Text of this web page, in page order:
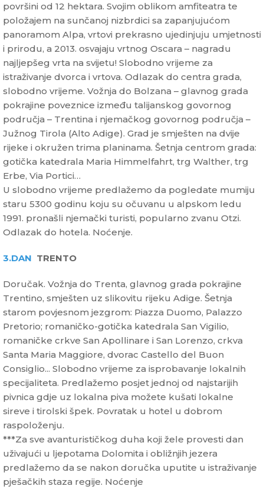
površini od 12 hektara. Svojim oblikom amfiteatra te
položajem na sunčanoj nizbrdici sa zapanjujućom
panoramom Alpa, vrtovi prekrasno ujedinjuju umjetnosti
i prirodu, a 2013. osvajaju vrtnog Oscara – nagradu
najljepšeg vrta na svijetu! Slobodno vrijeme za
istraživanje dvorca i vrtova. Odlazak do centra grada,
slobodno vrijeme. Vožnja do Bolzana – glavnog grada
pokrajine poveznice između talijanskog govornog
područja – Trentina i njemačkog govornog područja –
Južnog Tirola (Alto Adige). Grad je smješten na dvije
rijeke i okružen trima planinama. Šetnja centrom grada:
gotička katedrala Maria Himmelfahrt, trg Walther, trg
Erbe, Via Portici…
U slobodno vrijeme predlažemo da pogledate mumiju
staru 5300 godinu koju su očuvanu u alpskom ledu
1991. pronašli njemački turisti, popularno zvanu Otzi.
Odlazak do hotela. Noćenje.
3.DAN TRENTO
Doručak. Vožnja do Trenta, glavnog grada pokrajine
Trentino, smješten uz slikovitu rijeku Adige. Šetnja
starom povjesnom jezgrom: Piazza Duomo, Palazzo
Pretorio; romaničko-gotička katedrala San Vigilio,
romaničke crkve San Apollinare i San Lorenzo, crkva
Santa Maria Maggiore, dvorac Castello del Buon
Consiglio... Slobodno vrijeme za isprobavanje lokalnih
specijaliteta. Predlažemo posjet jednoj od najstarijih
pivnica gdje uz lokalna piva možete kušati lokalne
sireve i tirolski špek. Povratak u hotel u dobrom
raspoloženju.
***Za sve avanturističkog duha koji žele provesti dan
uživajući u ljepotama Dolomita i obližnjih jezera
predlažemo da se nakon doručka uputite u istraživanje
pješačkih staza regije. Noćenje